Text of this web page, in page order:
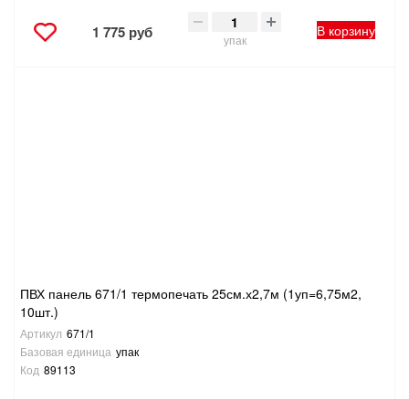
1 775 руб упак
В корзину
ПВХ панель 671/1 термопечать 25см.х2,7м (1уп=6,75м2,
10шт.)
Артикул 671/1
Базовая единица упак
Код 89113